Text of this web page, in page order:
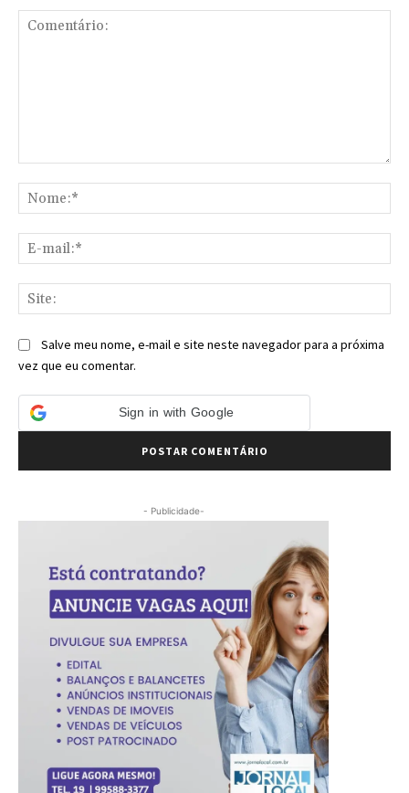
Salve meu nome, e-mail e site neste navegador para a próxima
vez que eu comentar.
Sign in with Google
- Publicidade-